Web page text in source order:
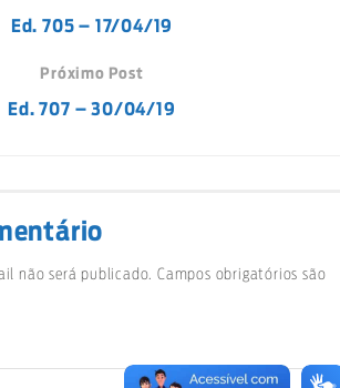
Ed. 705 – 17/04/19
Próximo Post
Ed. 707 – 30/04/19
não será publicado. Campos obrigatórios são